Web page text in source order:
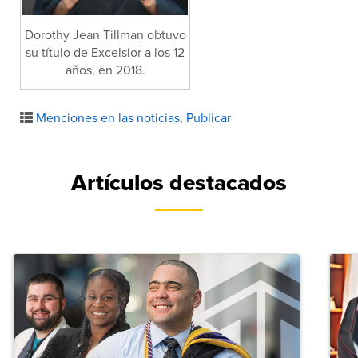
Dorothy Jean Tillman obtuvo
su título de Excelsior a los 12
años, en 2018.
Menciones en las noticias, Publicar
Artículos destacados